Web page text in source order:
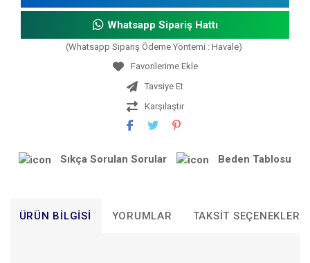
Whatsapp Sipariş Hattı
(Whatsapp Sipariş Ödeme Yöntemi : Havale)
Tavsiye Et
Karşılaştır
Sıkça Sorulan Sorular Beden Tablosu
ÜRÜN BILGISI YORUMLAR TAKSIT SEÇENEKLERI